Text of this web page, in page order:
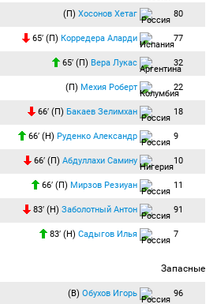
(П) Хосонов Хетаг 80
65′ (П) Корредера Аларди 77
65′ (П) Вера Лукас 32
(П) Мехия Роберт 22
66′ (П) Бакаев Зелимхан 18
66′ (Н) Руденко Александр 9
66′ (П) Абдуллахи Самину 10
66′ (П) Мирзов Резиуан 11
83′ (Н) Заболотный Антон 91
83′ (Н) Садыгов Илья 7
Запасные
(В) Обухов Игорь 96